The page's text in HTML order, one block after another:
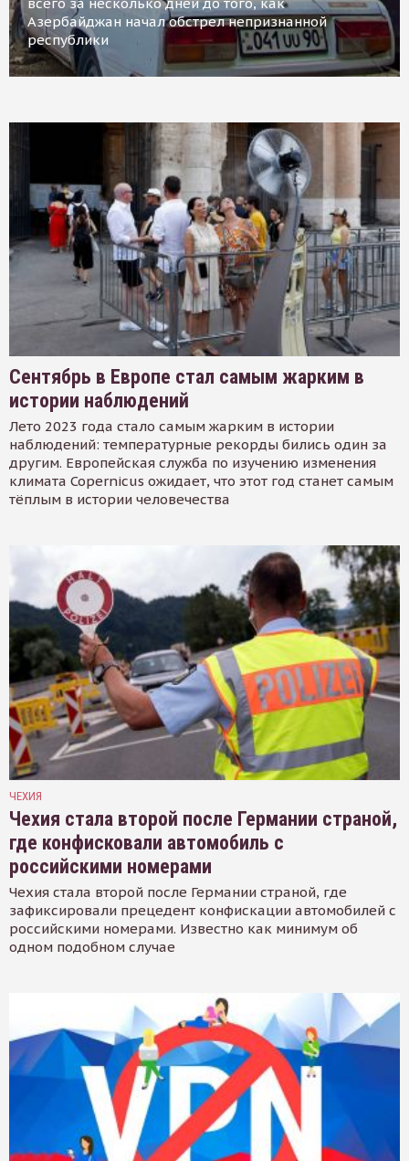
Азербайджан начал обстрел непризнанной
республики
Сентябрь в Европе стал самым жарким в
истории наблюдений
Лето 2023 года стало самым жарким в истории
наблюдений: температурные рекорды бились один за
другим. Европейская служба по изучению изменения
климата Copernicus ожидает, что этот год станет самым
тёплым в истории человечества
ЧЕХИЯ
Чехия стала второй после Германии страной,
где конфисковали автомобиль с
российскими номерами
Чехия стала второй после Германии страной, где
зафиксировали прецедент конфискации автомобилей с
российскими номерами. Известно как минимум об
одном подобном случае